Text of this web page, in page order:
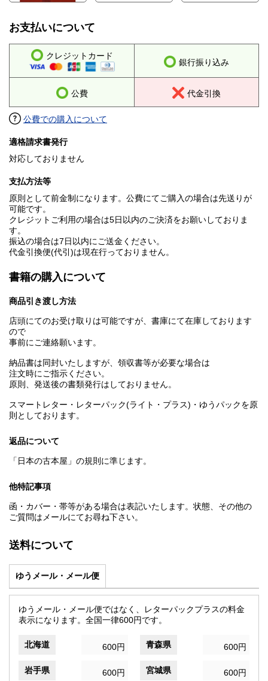
お支払いについて
クレジットカード
銀行振り込み
公費 代金引換
公費での購入について
適格請求書発行
対応しておりません
支払方法等
原則として前金制になります。公費にてご購入の場合は先送りが
可能です。
クレジットご利用の場合は5日以内のご決済をお願いしておりま
す。
振込の場合は7日以内にご送金ください。
代金引換便(代引)は現在行っておりません。
書籍の購入について
商品引き渡し方法
店頭にてのお受け取りは可能ですが、書庫にて在庫しております
ので
事前にご連絡願います。
納品書は同封いたしますが、領収書等が必要な場合は
注文時にご指示ください。
原則、発送後の書類発行はしておりません。
スマートレター・レターパック(ライト・プラス)・ゆうパックを原
則としております。
返品について
「日本の古本屋」の規則に準じます。
他特記事項
函・カバー・帯等がある場合は表記いたします。状態、その他の
ご質問はメールにてお尋ね下さい。
送料について
ゆうメール・メール便
ゆうメール・メール便ではなく、レターパックプラスの料金
表示になります。全国一律600円です。
北海道 600円 青森県 600円
岩手県 600円 宮城県 600円